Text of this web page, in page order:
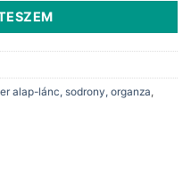
alap-lánc, sodrony, organza